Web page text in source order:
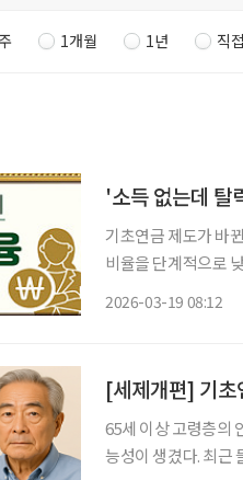
1개월 1년 직
'소득 없는데 탈
기초연금 제도가 바
비율을 단계적으로
2026-03-19 08:12
[세제개편] 기
65세 이상 고령층의
능성이 생겼다. 최근